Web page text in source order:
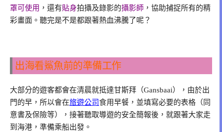
罩可使用 ，還有貼身拍攝及錄影的攝影師 ，協助捕捉所有的精
彩畫面。聽完是不是都跟著熱血沸騰了呢？
出海看鯊魚前的準備工作
大部分的遊客都會在清晨就抵達甘斯拜（Gansbaai），由於出
門的早，所以會在旅遊公司 食用早餐，並填寫必要的表格（同
意書及保險等），接著聽取導遊的安全簡報後，就跟著大家走
到海港，準備乘船出發。